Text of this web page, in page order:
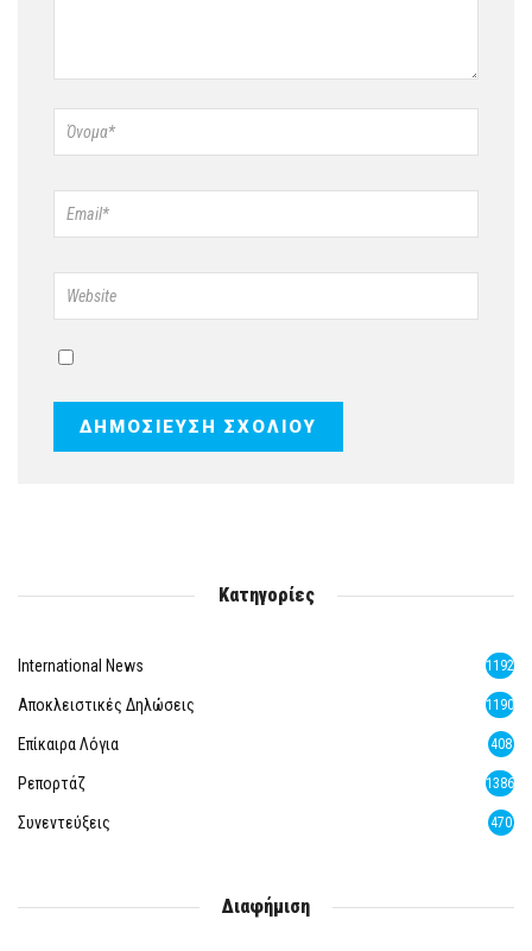
Κατηγορίες
International News 1192
Αποκλειστικές Δηλώσεις 1190
Επίκαιρα Λόγια 408
Ρεπορτάζ 1386
Συνεντεύξεις 470
Διαφήμιση